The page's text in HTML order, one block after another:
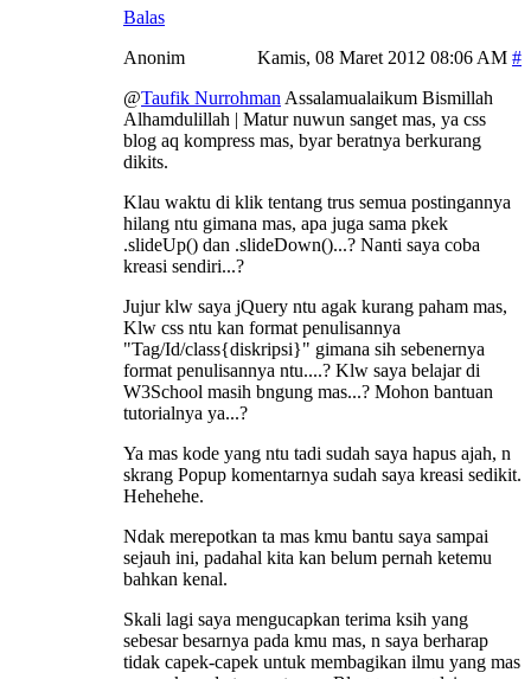
Balas
Anonim
Kamis, 08 Maret 2012 08:06 AM
@Taufik Nurrohman Assalamualaikum Bismillah
Alhamdulillah | Matur nuwun sanget mas, ya css
blog aq kompress mas, byar beratnya berkurang
dikits.
Klau waktu di klik tentang trus semua postingannya
hilang ntu gimana mas, apa juga sama pkek
.slideUp() dan .slideDown()...? Nanti saya coba
kreasi sendiri...?
Jujur klw saya jQuery ntu agak kurang paham mas,
Klw css ntu kan format penulisannya
"Tag/Id/class{diskripsi}" gimana sih sebenernya
format penulisannya ntu....? Klw saya belajar di
W3School masih bngung mas...? Mohon bantuan
tutorialnya ya...?
Ya mas kode yang ntu tadi sudah saya hapus ajah, n
skrang Popup komentarnya sudah saya kreasi sedikit.
Hehehehe.
Ndak merepotkan ta mas kmu bantu saya sampai
sejauh ini, padahal kita kan belum pernah ketemu
bahkan kenal.
Skali lagi saya mengucapkan terima ksih yang
sebesar besarnya pada kmu mas, n saya berharap
tidak capek-capek untuk membagikan ilmu yang mas